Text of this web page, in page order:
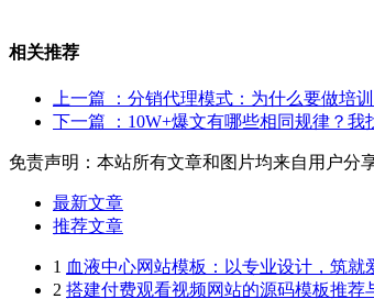
相关推荐
上一篇
：分销代理模式：为什么要做培训
下一篇
：10W+爆文有哪些相同规律？我
免责声明：本站所有文章和图片均来自用户分
最新文章
推荐文章
1 血液中心网站模板：以专业设计，筑就
2 搭建付费观看视频网站的源码模板推荐